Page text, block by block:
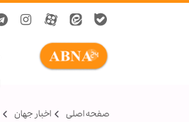
صفحه اصلی اخبار جهان